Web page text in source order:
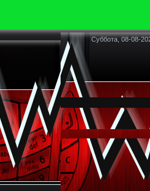
Суббота, 08-08-